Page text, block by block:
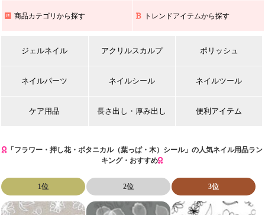
商品カテゴリから探す トレンドアイテムから探す
ジェルネイル アクリルスカルプ ポリッシュ
ネイルパーツ ネイルシール ネイルツール
ケア用品 長さ出し・厚み出し 便利アイテム
「フラワー・押し花・ボタニカル（葉っぱ・木）シール」の人気ネイル用品ラン
キング・おすすめ
1位 2位 3位